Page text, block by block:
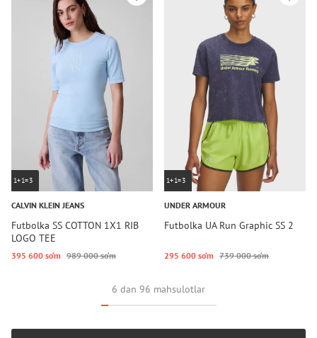
1+1=3
CALVIN KLEIN JEANS
Futbolka SS COTTON 1X1 RIB
LOGO TEE
395 600 so‘m 989 000 so‘m
1+1=3
UNDER ARMOUR
Futbolka UA Run Graphic SS 2
295 600 so‘m 739 000 so‘m
6 dan 96 mahsulotlar